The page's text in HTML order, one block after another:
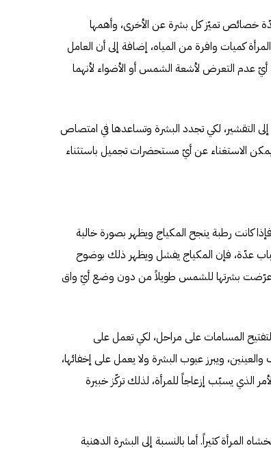
خصائص تميّز كل بشرة عن الأخرى، وأهمها
كميات وافرة من المياه، إضافة إلى أن العامل
أيّ عدم التعرض لأشعة الشمس أو الأضواء لأنهما
إلى التقشير، لكي تجدد البشرة وتساعدها في امتصاص
الاستغناء عن أيّ مستحضرات تجميل باستثناء
كانت رطبة ينجح المكياج ويظهر بصورة خالية
عدّة، فإن المكياج يفشل ويظهر ذلك بوضوح
قد عرّضت بشرتها للشمس طويلاً من دون وضع أيّ واق
لتفتيح المسامات على مراحل، لكي تعمل على
ويبرز عيوب البشرة ولا يعمل على إخفائها،
الذي يسبّب إزعاجاً للمرأة، لذلك تركّز خبيرة
كثيراً. أما بالنسبة إلى البشرة الدهنية